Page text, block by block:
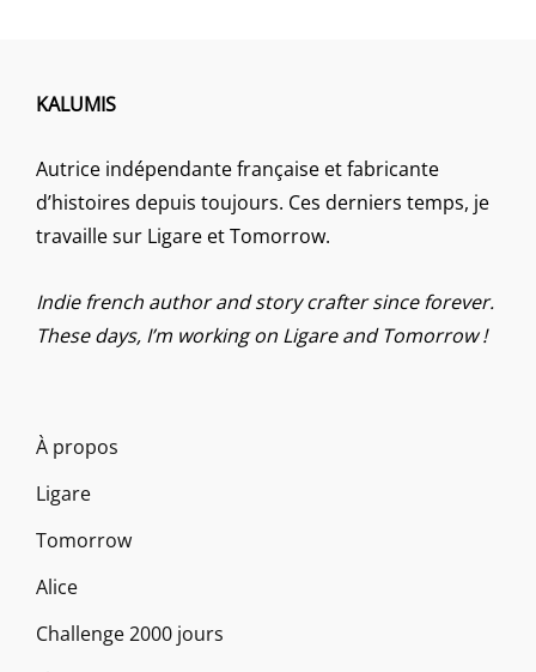
KALUMIS
Autrice indépendante française et fabricante
d’histoires depuis toujours. Ces derniers temps, je
travaille sur Ligare et Tomorrow.
Indie french author and story crafter since forever.
These days, I’m working on Ligare and Tomorrow !
À propos
Ligare
Tomorrow
Alice
Challenge 2000 jours